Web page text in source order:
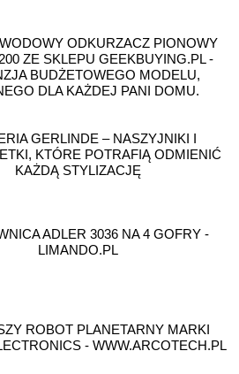
ODKURZACZ PIONOWY
ZE SKLEPU GEEKBUYING.PL -
BUDŻETOWEGO MODELU,
DLA KAŻDEJ PANI DOMU.
GERLINDE – NASZYJNIKI I
KTÓRE POTRAFIĄ ODMIENIĆ
KAŻDĄ STYLIZACJĘ
ADLER 3036 NA 4 GOFRY -
LIMANDO.PL
ROBOT PLANETARNY MARKI
- WWW.ARCOTECH.PL